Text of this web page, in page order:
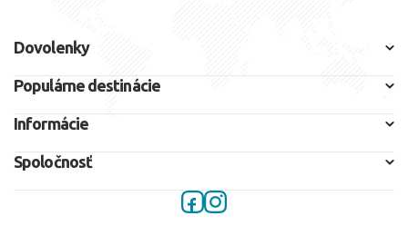
Dovolenky
Populárne destinácie
Informácie
Spoločnosť